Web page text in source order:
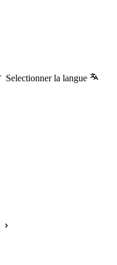
Selectionner la langue